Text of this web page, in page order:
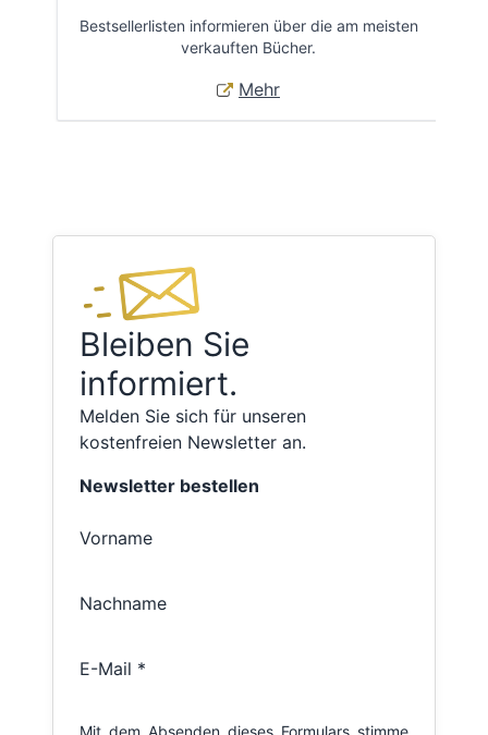
Bestsellerlisten informieren über die am meisten
verkauften Bücher.
Mehr
Bleiben Sie
informiert.
Melden Sie sich für unseren
kostenfreien Newsletter an.